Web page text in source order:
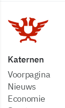
Katernen
Voorpagina
Nieuws
Economie